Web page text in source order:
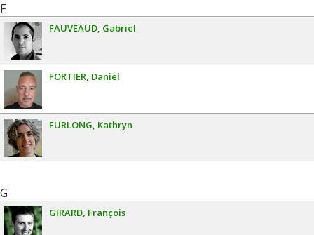
F
FAUVEAUD Gabriel
FORTIER Daniel
FURLONG Kathryn
G
GIRARD François